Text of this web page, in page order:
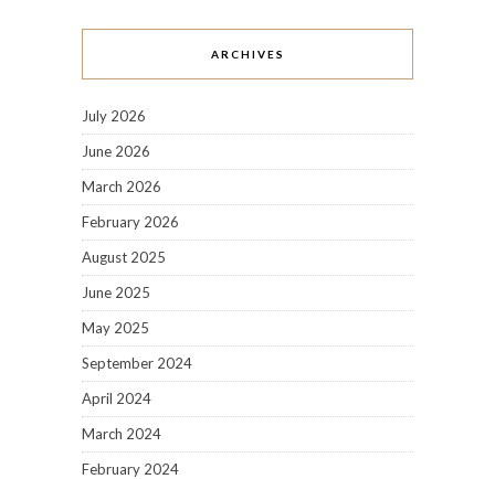
ARCHIVES
July 2026
June 2026
March 2026
February 2026
August 2025
June 2025
May 2025
September 2024
April 2024
March 2024
February 2024